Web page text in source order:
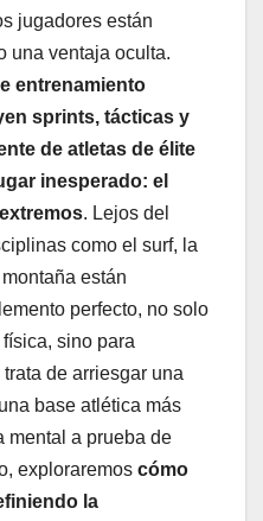
jugadores están
una ventaja oculta.
entrenamiento
sprints, tácticas y
de atletas de élite
inesperado: el
. Lejos del
como el surf, la
están
perfecto, no solo
sino para
de arriesgar una
base atlética más
mental a prueba de
exploraremos cómo
la